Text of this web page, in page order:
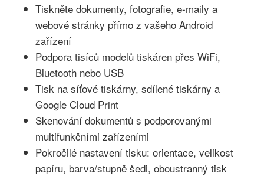
Tiskněte dokumenty, fotografie, e-maily a
webové stránky přímo z vašeho Android
zařízení
Podpora tisíců modelů tiskáren přes WiFi,
Bluetooth nebo USB
Tisk na síťové tiskárny, sdílené tiskárny a
Google Cloud Print
Skenování dokumentů s podporovanými
multifunkčními zařízeními
Pokročilé nastavení tisku: orientace, velikost
papíru, barva/stupně šedi, oboustranný tisk